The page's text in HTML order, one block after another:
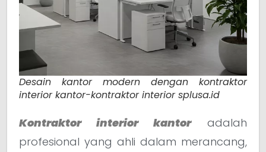
Desain kantor modern dengan kontraktor
interior kantor-kontraktor interior splusa.id
Kontraktor interior kantor
adalah
profesional yang ahli dalam merancang,